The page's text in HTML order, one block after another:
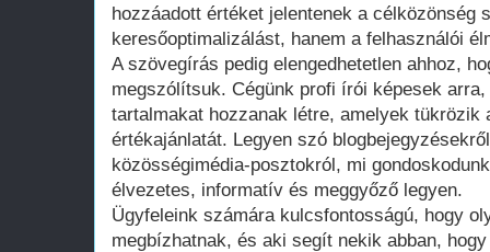
hozzáadott értéket jelentenek a célközönség
keresőoptimalizálást, hanem a felhasználói
A szövegírás pedig elengedhetetlen ahhoz,
megszólítsuk. Cégünk profi írói képesek
tartalmakat hozzanak létre, amelyek tükrözik
értékajánlatát. Legyen szó
közösségimédia-posztokról, mi
élvezetes, informatív és meggyőző legyen.
Ügyfeleink számára kulcsfontosságú, hogy
megbízhatnak, és aki segít nekik abban,